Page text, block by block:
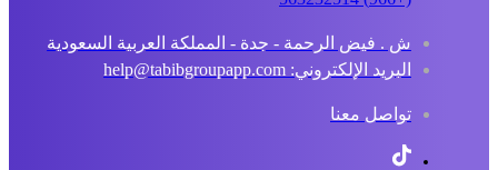
ش . فيض الرحمة - جدة - المملكة العربية السعودية
البريد الإلكتروني: help@tabibgroupapp.com
تواصل معنا